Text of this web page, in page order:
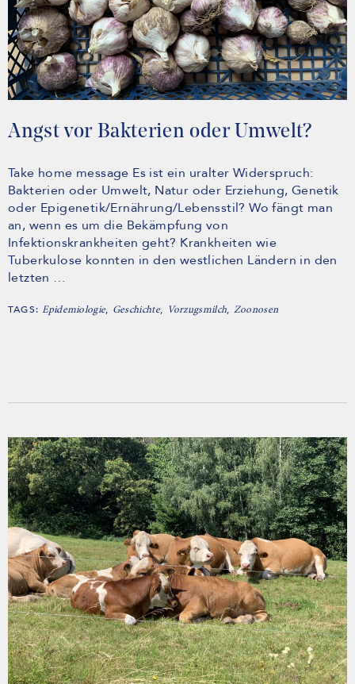
Angst vor Bakterien oder Umwelt?
Take home message Es ist ein uralter Widerspruch:
Bakterien oder Umwelt, Natur oder Erziehung, Genetik
oder Epigenetik/Ernährung/Lebensstil? Wo fängt man
an, wenn es um die Bekämpfung von
Infektionskrankheiten geht? Krankheiten wie
Tuberkulose konnten in den westlichen Ländern in den
letzten …
TAGS:Epidemiologie, Geschichte, Vorzugsmilch, Zoonosen